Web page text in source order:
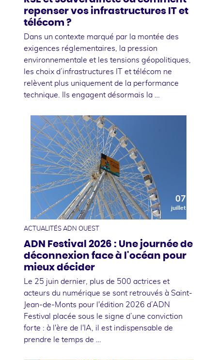
repenser vos infrastructures IT et
télécom ?
Dans un contexte marqué par la montée des
exigences réglementaires, la pression
environnementale et les tensions géopolitiques,
les choix d’infrastructures IT et télécom ne
relèvent plus uniquement de la performance
technique. Ils engagent désormais la …
07
juillet
ACTUALITÉS ADN OUEST
ADN Festival 2026 : Une journée de
déconnexion face à l'océan pour
mieux décider
Le 25 juin dernier, plus de 500 actrices et
acteurs du numérique se sont retrouvés à Saint-
Jean-de-Monts pour l'édition 2026 d’ADN
Festival placée sous le signe d’une conviction
forte : à l'ère de l'IA, il est indispensable de
prendre le temps de …